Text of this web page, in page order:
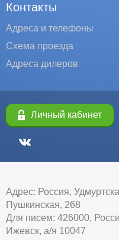
Контакты
Адреса и телефоны
Схема проезда
Адреса дилеров
Личный кабинет
Адрес: Россия,
Пушкинская, 268
Для писем: 426000,
Ижевск, а/я 10047